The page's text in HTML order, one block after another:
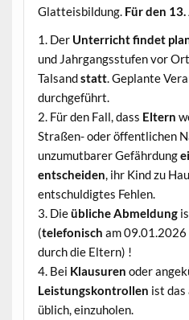
Glatteisbildung. Für den
1. Der Unterricht findet
und Jahrgangsstufen vor
Talsandstatt. Geplante
durchgeführt.
2. Für den Fall, dass Eltern
Straßen- oder öffentlichen
unzumutbarer Gefährdung
entscheiden, ihr Kind zu
entschuldigtes Fehlen.
3. Dieübliche Abmeldung
(telefonisch am 09.01.2026
durch die Eltern) !
4. Bei Klausuren oder
Leistungskontrollen ist das
üblich, einzuholen.